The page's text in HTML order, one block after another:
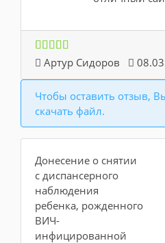
Артур Сидоров
Чтобы оставить отзыв,
скачать файл.
Донесение о снятии
с диспансерного
наблюдения
ребенка, рожденного
ВИЧ-
инфицированной